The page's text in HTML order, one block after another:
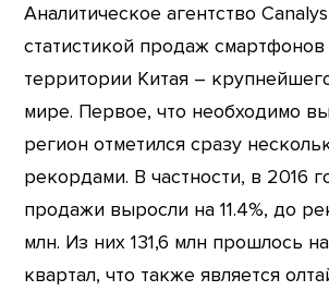
Аналитическое агентство
статистикой продаж смартфонов
территории Китая –
мире. Первое, что необходимо
регион отметился сразу
рекордами. В частности, в 2016
продажи выросли на 11.4%, до
млн. Из них 131,6 млн прошлось
квартал, что также является